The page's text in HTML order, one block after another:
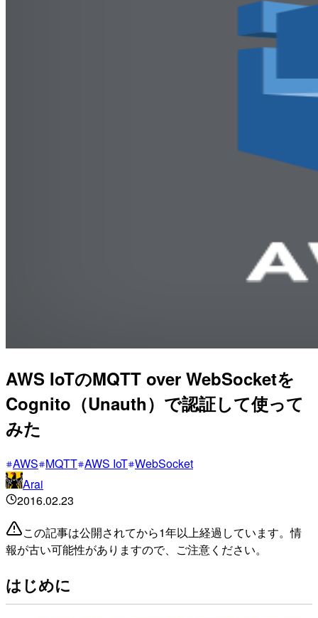
AWS IoTのMQTT over WebSocketを
Cognito（Unauth）で認証して使って
みた
AWS MQTT AWS IoT WebSocket
Arai
2016.02.23
この記事は公開されてから1年以上経過しています。情
報が古い可能性がありますので、ご注意ください。
はじめに